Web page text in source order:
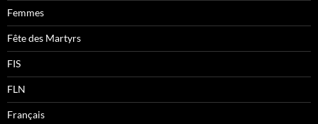
Femmes
Fête des Martyrs
FIS
FLN
Français